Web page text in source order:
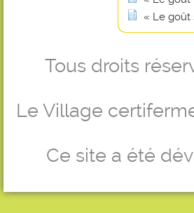
« Le goût
Tous droits
Le Village
Ce site a été